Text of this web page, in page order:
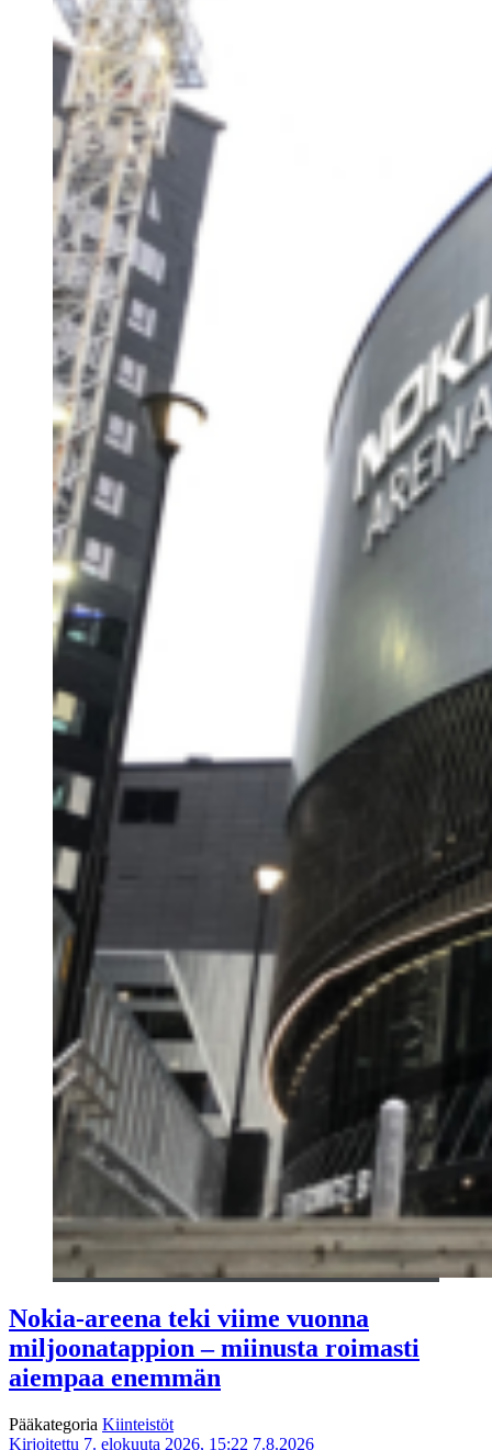
Nokia-areena teki viime vuonna
miljoonatappion – miinusta roimasti
aiempaa enemmän
Pääkategoria Kiinteistöt
Kirjoitettu 7. elokuuta 2026, 15:22 7.8.2026